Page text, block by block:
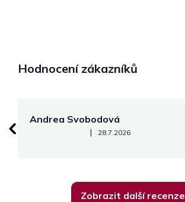
Hodnocení zákazníků
Andrea Svobodová
Hodnocení obchodu je 5 z 5 hvězdiček.
| 28.7.2026
Zobrazit další recenze